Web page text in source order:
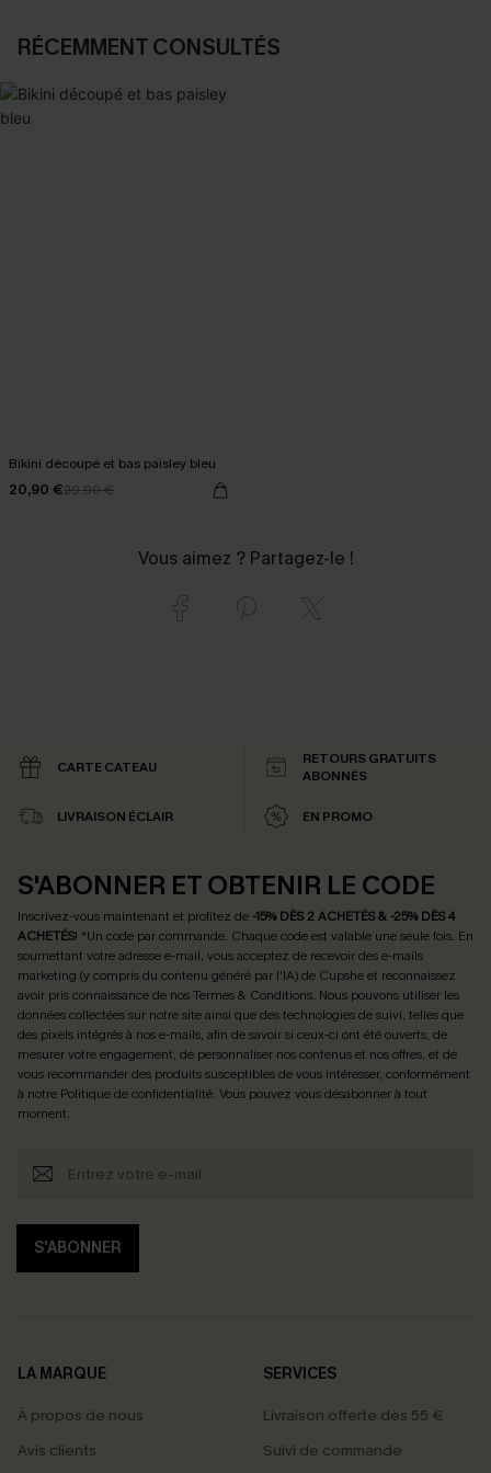
RÉCEMMENT CONSULTÉS
Bikini découpé et bas paisley bleu
20,90 €29,90 €
Vous aimez ? Partagez-le !
CARTE CATEAU
RETOURS GRATUITS
ABONNÉS
LIVRAISON ÉCLAIR EN PROMO
S'ABONNER ET OBTENIR LE CODE
Inscrivez-vous maintenant et profitez de -15% DÈS 2 ACHETÉS & -25% DÈS 4
ACHETÉS! *Un code par commande. Chaque code est valable une seule fois. En
soumettant votre adresse e-mail, vous acceptez de recevoir des e-mails
marketing (y compris du contenu généré par l'IA) de Cupshe et reconnaissez
avoir pris connaissance de nosTermes & Conditions. Nous pouvons utiliser les
données collectées sur notre site ainsi que des technologies de suivi, telles que
des pixels intégrés à nos e-mails, afin de savoir si ceux-ci ont été ouverts, de
mesurer votre engagement, de personnaliser nos contenus et nos offres, et de
vous recommander des produits susceptibles de vous intéresser, conformément
à notre Politique de confidentialité. Vous pouvez vous désabonner à tout
moment.
S'ABONNER
LA MARQUE
À propos de nous
Avis clients
SERVICES
Livraison offerte dès 55 €
Suivi de commande